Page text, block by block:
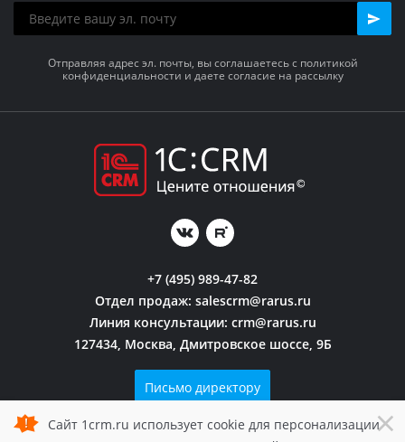
Сайт 1crm.ru использует cookie для персонализации×
Отправляя адрес эл. почты, вы соглашаетесь с политикой
конфиденциальности и даете согласие на рассылку
+7 (495) 989-47-82
Отдел продаж: salescrm@rarus.ru
Линия консультации: crm@rarus.ru
127434, Москва, Дмитровское шоссе, 9Б
Письмо директору
Политика конфиденциальности